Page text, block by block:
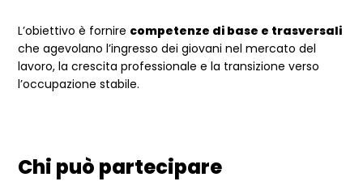
L’obiettivo è fornire competenze di base e trasversali
che agevolano l’ingresso dei giovani nel mercato del
lavoro, la crescita professionale e la transizione verso
l’occupazione stabile.
Chi può partecipare